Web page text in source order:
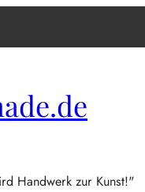
Handwerk zur Kunst!"